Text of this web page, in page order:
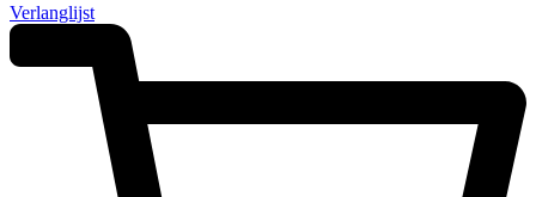
Verlanglijst